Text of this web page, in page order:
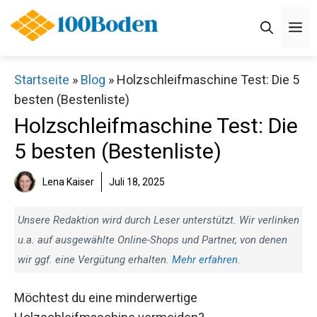
Inhalt
Startseite » Blog » Holzschleifmaschine Test: Die 5
besten (Bestenliste)
Holzschleifmaschine Test: Die
5 besten (Bestenliste)
Lena Kaiser Juli 18, 2025
Unsere Redaktion wird durch Leser unterstützt. Wir verlinken
u.a. auf ausgewählte Online-Shops und Partner, von denen
wir ggf. eine Vergütung erhalten. Mehr erfahren.
Möchtest du eine minderwertige